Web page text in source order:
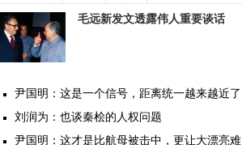
毛远新发文透露伟人重要谈话
尹国明：这是一个信号，距离统一越来越近了
刘润为：也谈秦桧的人权问题
尹国明：这才是比航母被击中，更让大漂亮难